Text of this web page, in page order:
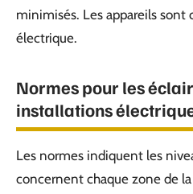
minimisés. Les appareils sont
électrique.
Normes pour les
installations
Les normes indiquent les
concernent chaque zone de